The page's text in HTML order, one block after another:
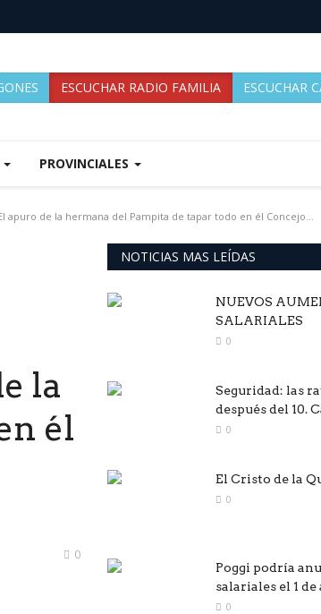
ESCUCHAR RADIO FAMILIA ESCUCHAR
PROVINCIALES
apuro de la hermana del Pampita de tapar todo en él Concejo...
la
él
0
NOTICIAS MAS LEÍDAS
NUEVOS
SALARIALES
0
Seguridad: las
después del 10.
0
El Cristo de la
0
Poggi podría
salariales el 1 de
0